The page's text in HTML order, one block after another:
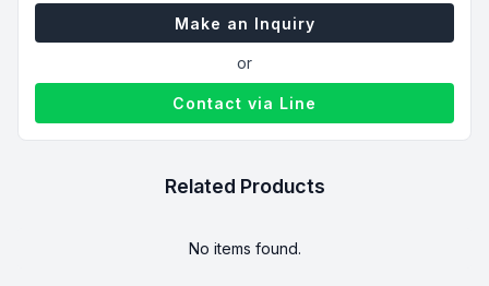
Make an Inquiry
or
Contact via Line
Related Products
No items found.